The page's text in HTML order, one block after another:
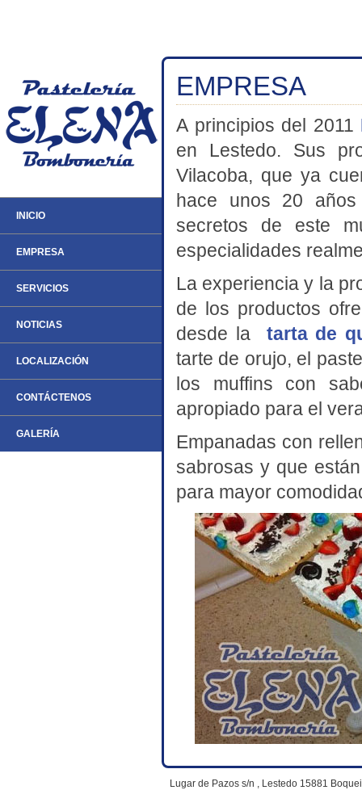
INICIO
EMPRESA
SERVICIOS
NOTICIAS
LOCALIZACIÓN
CONTÁCTENOS
GALERÍA
EMPRESA
A principios del 2011
en Lestedo. Sus
Vilacoba, que ya
hace unos 20
secretos de este
especialidades
La experiencia y la
de los productos
desde la tarta de
tarte de orujo, el
los muffins con
apropiado para el
Empanadas con
sabrosas y que
para mayor
Lugar de Pazos s/n , Lestedo 15881